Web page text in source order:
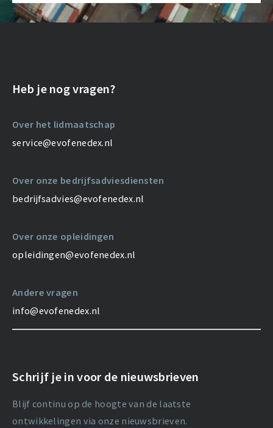
Heb je nog vragen?
Over het lidmaatschap
service@evofenedex.nl
Over onze bedrijfsadviesdiensten
bedrijfsadvies@evofenedex.nl
Over onze opleidingen
opleidingen@evofenedex.nl
Andere vragen
info@evofenedex.nl
Schrijf je in voor de nieuwsbrieven
Blijf continu op de hoogte van de laatste
ontwikkelingen via onze nieuwsbrieven.